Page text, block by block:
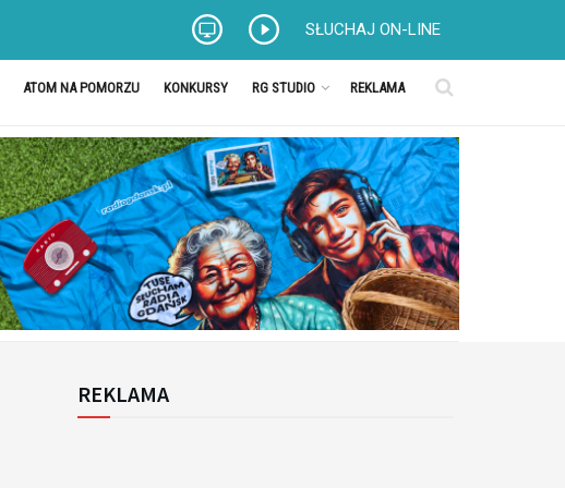
SŁUCHAJ ON-LINE
ATOM NA POMORZU KONKURSY RG STUDIO REKLAMA
REKLAMA